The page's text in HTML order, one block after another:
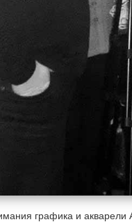
графика и акварели